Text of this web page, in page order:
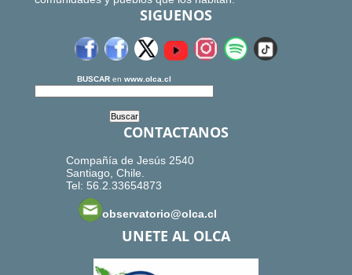
SIGUENOS
BUSCAR en www.olca.cl
CONTACTANOS
Compañía de Jesús 2540
Santiago, Chile.
Tel: 56.2.33654873
observatorio@olca.cl
UNETE AL OLCA